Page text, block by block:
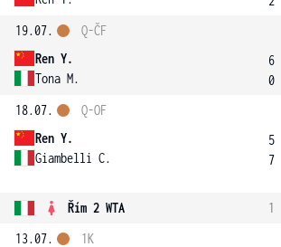
19.07.
Ren Y.
Tona M.
Q-ČF
6
0
18.07.
Ren Y.
Giambelli C.
Q-OF
5
7
Řím 2 WTA 1
13.07.
1K